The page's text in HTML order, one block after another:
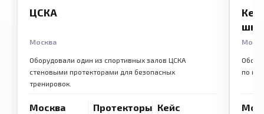
ЦСКА
Москва
Оборудовали один из спортивных залов ЦСКА
стеновыми протекторами для безопасных
тренировок.
Москва Протекторы Кейс
по